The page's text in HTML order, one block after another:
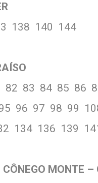
138 140 144
82 83 84 85 86
96 97 98 99
134 136 139
MONTE –